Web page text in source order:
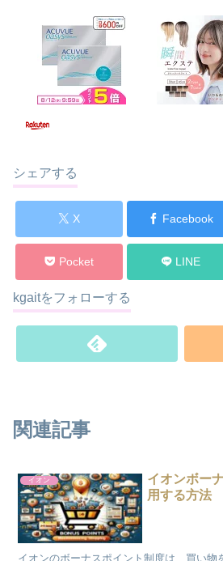
シェアする
X Facebook
Pocket LINE
kgaitをフォローする
関連記事
イオン
イオンボー
用する方法
イオンのボーナスポイント制度は、買い物